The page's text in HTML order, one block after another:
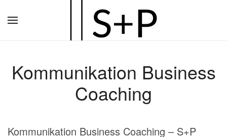
Hauptinhalt
Kommunikation Business
Coaching
Kommunikation Business Coaching – S+P